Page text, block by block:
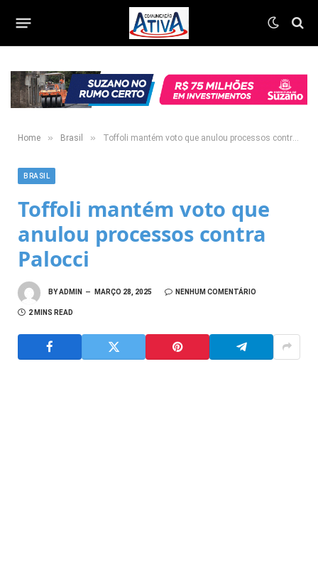
Home » Brasil » Toffoli mantém voto que anulou processos contra Palocci
BRASIL
Toffoli mantém voto que
anulou processos contra
Palocci
BYADMIN MARÇO 28, 2025 NENHUM COMENTÁRIO
2 MINS READ